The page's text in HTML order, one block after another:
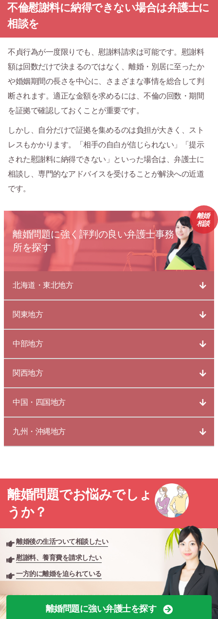
不倫慰謝料に納得できない場合は弁護士に
相談を
不貞行為が一度限りでも、慰謝料請求は可能です。慰謝料
額は回数だけで決まるのではなく、離婚・別居に至ったか
や婚姻期間の長さを中心に、さまざまな事情を総合して判
断されます。適正な金額を求めるには、不倫の回数・期間
を証拠で確認しておくことが重要です。
しかし、自分だけで証拠を集めるのは負担が大きく、スト
レスもかかります。「相手の自白が信じられない」「提示
された慰謝料に納得できない」といった場合は、弁護士に
相談し、専門的なアドバイスを受けることが解決への近道
です。
離婚問題に強く評判の良い弁護士事務
所を探す
離婚
相談
北海道・東北地方
関東地方
中部地方
関西地方
中国・四国地方
九州・沖縄地方
離婚問題でお悩みでしょ
うか？
離婚後の生活ついて相談したい
慰謝料、養育費を請求したい
一方的に離婚を迫られている
離婚問題に強い弁護士を探す